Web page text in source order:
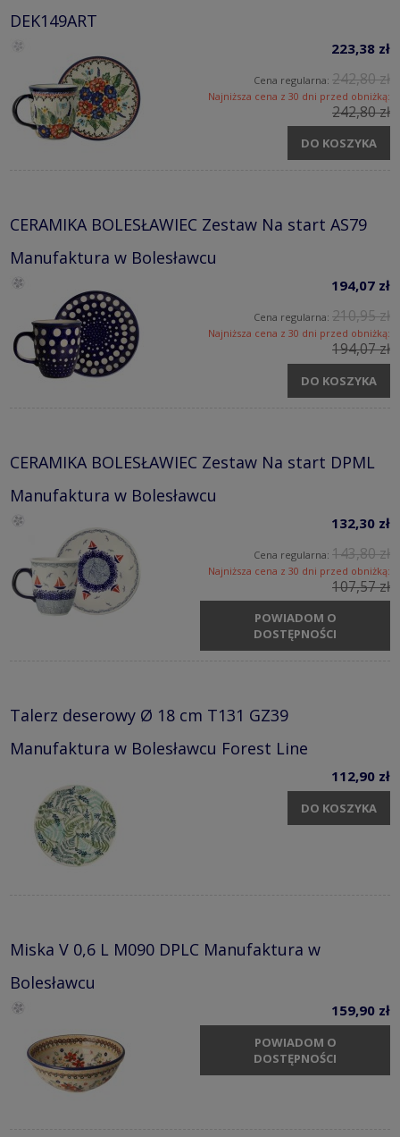
DEK149ART
223,38 zł
Cena regularna: 242,80 zł
Najniższa cena z 30 dni przed obniżką:
242,80 zł
DO KOSZYKA
CERAMIKA BOLESŁAWIEC Zestaw Na start AS79
Manufaktura w Bolesławcu
194,07 zł
Cena regularna: 210,95 zł
Najniższa cena z 30 dni przed obniżką:
194,07 zł
DO KOSZYKA
CERAMIKA BOLESŁAWIEC Zestaw Na start DPML
Manufaktura w Bolesławcu
132,30 zł
Cena regularna: 143,80 zł
Najniższa cena z 30 dni przed obniżką:
107,57 zł
POWIADOM O
DOSTĘPNOŚCI
Talerz deserowy Ø 18 cm T131 GZ39
Manufaktura w Bolesławcu Forest Line
112,90 zł
DO KOSZYKA
Miska V 0,6 L M090 DPLC Manufaktura w
Bolesławcu
159,90 zł
POWIADOM O
DOSTĘPNOŚCI